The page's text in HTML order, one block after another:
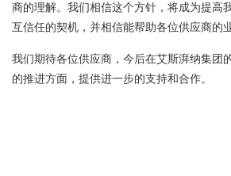
商的理解。我们相信这个方针，将成为提高
互信任的契机，并相信能帮助各位供应商的
我们期待各位供应商，今后在艾斯湃纳集团
的推进方面，提供进一步的支持和合作。